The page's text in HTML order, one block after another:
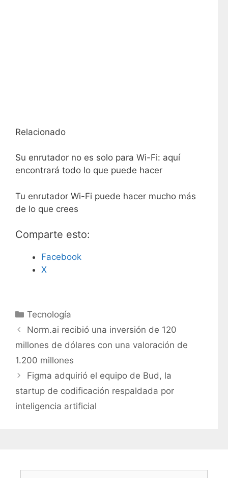
Relacionado
Su enrutador no es solo para Wi-Fi: aquí
encontrará todo lo que puede hacer
Tu enrutador Wi-Fi puede hacer mucho más
de lo que crees
Comparte esto:
Facebook
X
C
a
e
g
o
r
Tecnología
Norm.ai recibió una inversión de 120
millones de dólares con una valoración de
1.200 millones
Figma adquirió el equipo de Bud, la
startup de codificación respaldada por
inteligencia artificial